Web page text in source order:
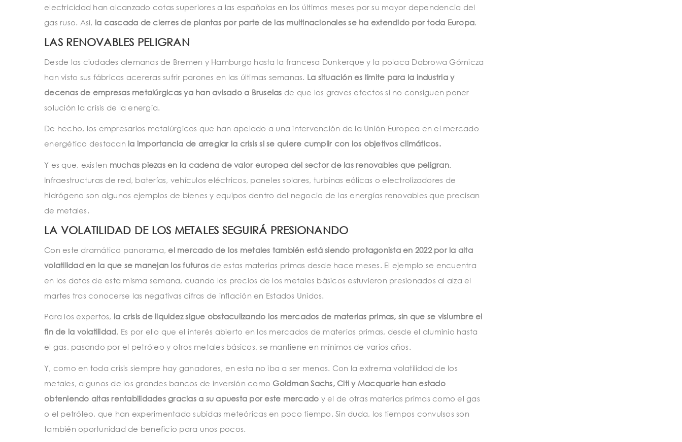
electricidad han alcanzado cotas superiores a las españolas en los últimos meses por su mayor dependencia del
gas ruso. Así, la cascada de cierres de plantas por parte de las multinacionales se ha extendido por toda Europa.
LAS RENOVABLES PELIGRAN
Desde las ciudades alemanas de Bremen y Hamburgo hasta la francesa Dunkerque y la polaca Dabrowa Górnicza
han visto sus fábricas acereras sufrir parones en las últimas semanas. La situación es límite para la industria y
decenas de empresas metalúrgicas ya han avisado a Bruselas de que los graves efectos si no consiguen poner
solución la crisis de la energía.
De hecho, los empresarios metalúrgicos que han apelado a una intervención de la Unión Europea en el mercado
energético destacan la importancia de arreglar la crisis si se quiere cumplir con los objetivos climáticos.
Y es que, existen muchas piezas en la cadena de valor europea del sector de las renovables que peligran.
Infraestructuras de red, baterías, vehículos eléctricos, paneles solares, turbinas eólicas o electrolizadores de
hidrógeno son algunos ejemplos de bienes y equipos dentro del negocio de las energías renovables que precisan
de metales.
LA VOLATILIDAD DE LOS METALES SEGUIRÁ PRESIONANDO
Con este dramático panorama,el mercado de los metales también está siendo protagonista en 2022 por la alta
volatilidad en la que se manejan los futuros de estas materias primas desde hace meses. El ejemplo se encuentra
en los datos de esta misma semana, cuando los precios de los metales básicos estuvieron presionados al alza el
martes tras conocerse las negativas cifras de inflación en Estados Unidos.
Para los expertos, la crisis de liquidez sigue obstaculizando los mercados de materias primas, sin que se vislumbre el
fin de la volatilidad. Es por ello que el interés abierto en los mercados de materias primas, desde el aluminio hasta
el gas, pasando por el petróleo y otros metales básicos, se mantiene en mínimos de varios años.
Y, como en toda crisis siempre hay ganadores, en esta no iba a ser menos. Con la extrema volatilidad de los
metales, algunos de los grandes bancos de inversión como Goldman Sachs, Citi y Macquarie han estado
obteniendo altas rentabilidades gracias a su apuesta por este mercado y el de otras materias primas como el gas
o el petróleo, que han experimentado subidas meteóricas en poco tiempo. Sin duda, los tiempos convulsos son
también oportunidad de beneficio para unos pocos.